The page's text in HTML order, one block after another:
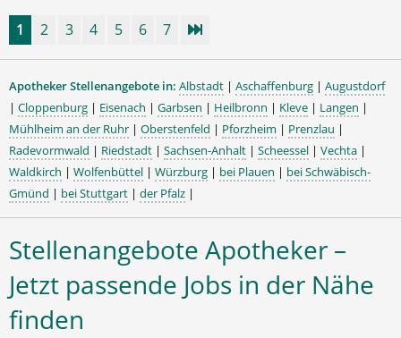
1 2 3 4 5 6 7
Apotheker Stellenangebote in: Albstadt | Aschaffenburg | Augustdorf
| Cloppenburg | Eisenach | Garbsen | Heilbronn | Kleve | Langen |
Mühlheim an der Ruhr | Oberstenfeld | Pforzheim | Prenzlau |
Radevormwald | Riedstadt | Sachsen-Anhalt | Scheessel | Vechta |
Waldkirch | Wolfenbüttel | Würzburg | bei Plauen | bei Schwäbisch-
Gmünd | bei Stuttgart | der Pfalz |
Stellenangebote Apotheker –
Jetzt passende Jobs in der Nähe
finden